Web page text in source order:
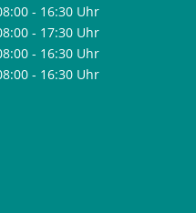
- 16:30 Uhr
- 17:30 Uhr
- 16:30 Uhr
- 16:30 Uhr